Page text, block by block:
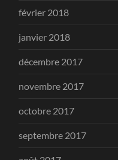
février 2018
janvier 2018
décembre 2017
novembre 2017
octobre 2017
septembre 2017